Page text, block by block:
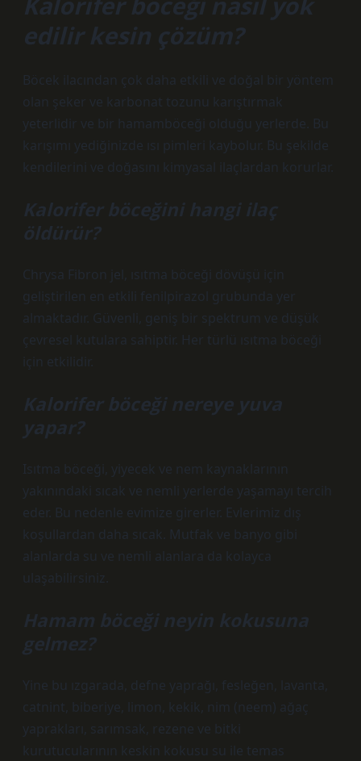
edilir kesin çözüm?
Böcek ilacından çok daha etkili ve doğal bir yöntem
olan şeker ve karbonat tozunu karıştırmak
yeterlidir ve bir hamamböceği olduğu yerlerde. Bu
karışımı yediğinizde ısı pimleri kaybolur. Bu şekilde
kendilerini ve doğasını kimyasal ilaçlardan korurlar.
Kalorifer böceğini hangi ilaç
öldürür?
Chrysa Fibron jel, ısıtma böceği dövüşü için
geliştirilen en etkili fenilpirazol grubunda yer
almaktadır. Güvenli, geniş bir spektrum ve düşük
çevresel kutulara sahiptir. Her türlü ısıtma böceği
için etkilidir.
Kalorifer böceği nereye yuva
yapar?
Isıtma böceği, yiyecek ve nem kaynaklarının
yakınındaki sıcak ve nemli yerlerde yaşamayı tercih
eder. Bu nedenle evimize girerler. Evlerimiz dış
koşullardan daha sıcak. Mutfak ve banyo gibi
alanlarda su ve nemli alanlara da kolayca
ulaşabilirsiniz.
Hamam böceği neyin kokusuna
gelmez?
Yine bu ızgarada, defne yaprağı, fesleğen, lavanta,
catnint, biberiye, limon, kekik, nim (neem) ağaç
yaprakları, sarımsak, rezene ve bitki
kurutucularının keskin kokusu su ile temas